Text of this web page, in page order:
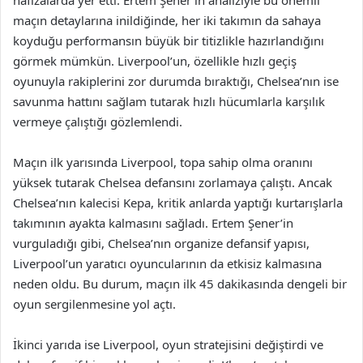
maçın detaylarına inildiğinde, her iki takımın da sahaya
koyduğu performansın büyük bir titizlikle hazırlandığını
görmek mümkün. Liverpool’un, özellikle hızlı geçiş
oyunuyla rakiplerini zor durumda bıraktığı, Chelsea’nın ise
savunma hattını sağlam tutarak hızlı hücumlarla karşılık
vermeye çalıştığı gözlemlendi.
Maçın ilk yarısında Liverpool, topa sahip olma oranını
yüksek tutarak Chelsea defansını zorlamaya çalıştı. Ancak
Chelsea’nın kalecisi Kepa, kritik anlarda yaptığı kurtarışlarla
takımının ayakta kalmasını sağladı. Ertem Şener’in
vurguladığı gibi, Chelsea’nın organize defansif yapısı,
Liverpool’un yaratıcı oyuncularının da etkisiz kalmasına
neden oldu. Bu durum, maçın ilk 45 dakikasında dengeli bir
oyun sergilenmesine yol açtı.
İkinci yarıda ise Liverpool, oyun stratejisini değiştirdi ve